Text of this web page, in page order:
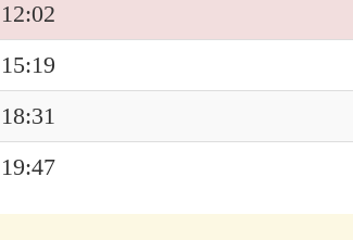
12:02
15:19
18:31
19:47